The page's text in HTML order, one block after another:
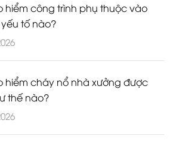
hiểm công trình phụ thuộc vào
tố nào?
hiểm cháy nổ nhà xưởng được
thế nào?